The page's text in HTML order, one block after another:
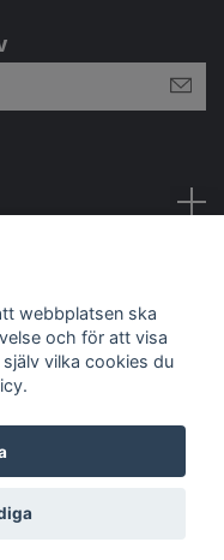
webbplatsen ska
och för att visa
vilka cookies du